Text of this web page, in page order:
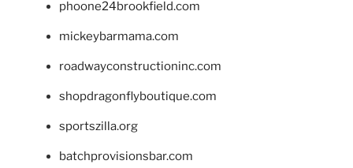
phoone24brookfield.com
mickeybarmama.com
roadwayconstructioninc.com
shopdragonflyboutique.com
sportszilla.org
batchprovisionsbar.com